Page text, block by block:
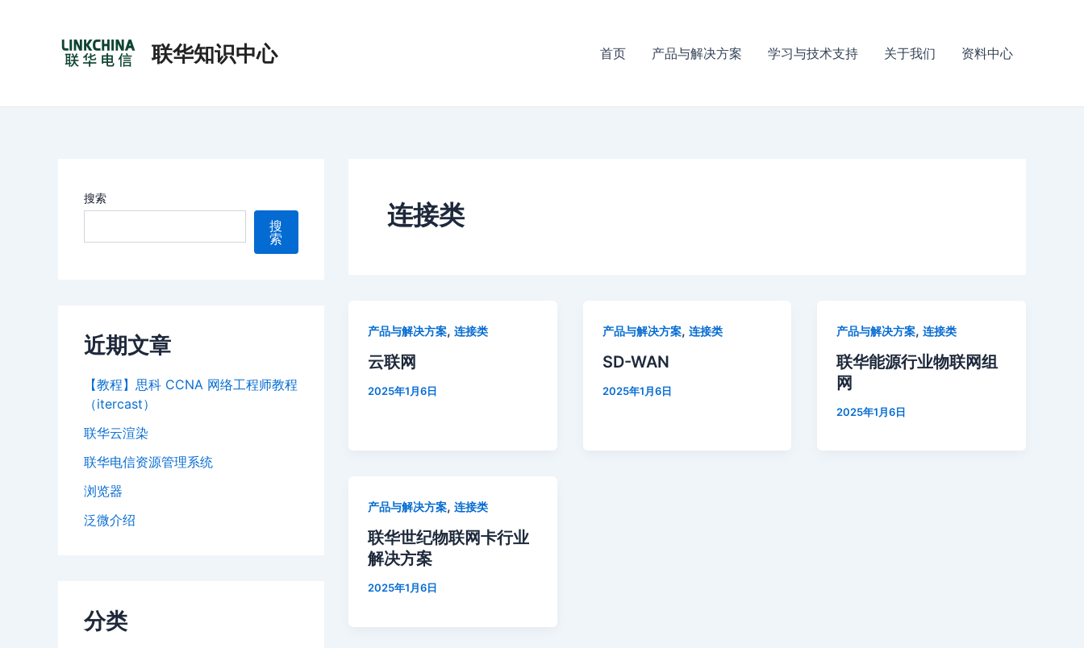
联华知识中心 首页 产品与解决方案 学习与技术支持 关于我们 资料中心
搜索
搜
索
近期文章
【教程】思科 CCNA 网络工程师教程
（itercast）
联华云渲染
联华电信资源管理系统
浏览器
泛微介绍
分类
连接类
产品与解决方案, 连接类
云联网
2025年1月6日
产品与解决方案, 连接类
SD-WAN
2025年1月6日
产品与解决方案,连接类
联华能源行业物联网组
网
2025年1月6日
产品与解决方案, 连接类
联华世纪物联网卡行业
解决方案
2025年1月6日